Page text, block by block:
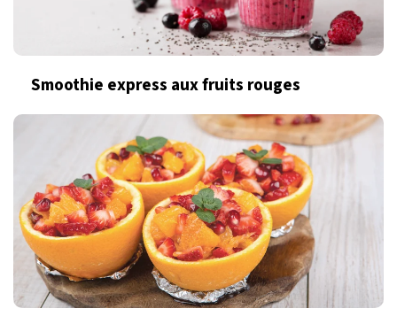
Smoothie express aux fruits rouges